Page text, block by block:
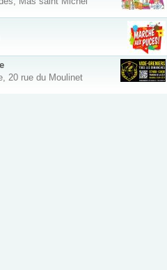
20 rue du Moulinet